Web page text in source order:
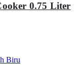
0.75 Liter